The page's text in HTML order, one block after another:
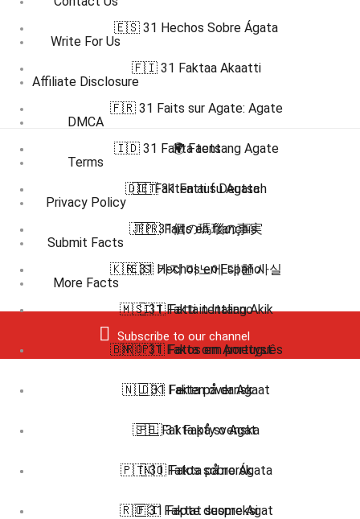
Write For Us
Affiliate Disclosure
DMCA
Terms
Privacy Policy
Submit Facts
More Facts
Subscribe to our channel
🇪🇸 31 Hechos Sobre Ágata
🇫🇮 31 Faktaa Akaatti
🇫🇷 31 Faits sur Agate: Agate
🇮🇩 31 Fakta tentang Agate
🇮🇹 31 Fatti su Agata
🇯🇵 31個の瑪瑙の事実
🇰🇷 31 가지 마노에 대한 사실
🇲🇸 31 Fakta tentang Akik
🇳🇴 31 Fakta om Ametyst
🇳🇱 31 Feiten over Agaat
🇵🇱 31 Fakty o Agat
🇵🇹 31 Fatos sobre Ágata
🇷🇴 31 Fapte despre Agat
🌍 Facts
🇩🇪 Fakten auf Deutsch
🇫🇷 Faits en français
🇪🇸 Hechos en Español
🇮🇹 Fatti in Italiano
🇧🇷 🇵🇹 Fatos em português
🇩🇰 Fakta på dansk
🇸🇪 Fakta på svenska
🇳🇴 Fakta på norsk
🇫🇮 Faktat suomeksi